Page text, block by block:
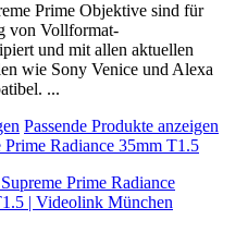
Prime Objektive sind für
von Vollformat-
und mit allen aktuellen
wie Sony Venice und Alexa
...
Passende Produkte anzeigen
Prime Radiance 35mm T1.5